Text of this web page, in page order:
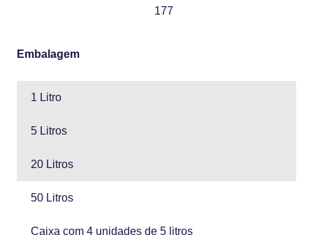
177
Embalagem
1 Litro
5 Litros
20 Litros
50 Litros
Caixa com 4 unidades de 5 litros